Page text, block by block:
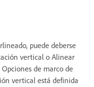
puede deberse
vertical o Alinear
de marco de
vertical está definida